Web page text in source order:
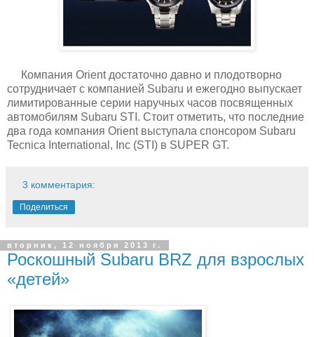
Компания Orient достаточно давно и плодотворно
сотрудничает с компанией Subaru и ежегодно выпускает
лимитированные серии наручных часов посвященных
автомобилям Subaru STI. Стоит отметить, что последние
два года компания Orient выступала спонсором Subaru
Tecnica International, Inc (STI) в SUPER GT.
3 комментария:
Поделиться
вторник, 12 ноября 2013 г.
Роскошный Subaru BRZ для взрослых
«детей»